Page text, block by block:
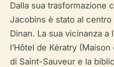
Dalla sua trasformazione
Jacobins è stato al centro
Dinan. La sua vicinanza
l’Hôtel de Kératry
di Saint-Sauveur e la